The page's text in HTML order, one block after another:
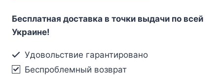
Бесплатная доставка в точки выдачи по всей
Украине!
Удовольствие гарантировано
Беспроблемный возврат